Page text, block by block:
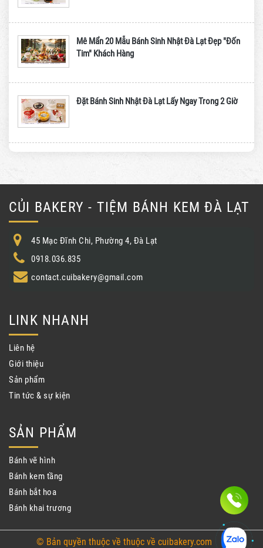
Mê Mẩn 20 Mẫu Bánh Sinh Nhật Đà Lạt Đẹp "Đốn
Tim" Khách Hàng
Đặt Bánh Sinh Nhật Đà Lạt Lấy Ngay Trong 2 Giờ
CỦI BAKERY - TIỆM BÁNH KEM ĐÀ LẠT
45 Mạc Đĩnh Chi, Phường 4, Đà Lạt
0918.036.835
contact.cuibakery@gmail.com
LINK NHANH
Liên hệ
Giới thiệu
Sản phẩm
Tin tức & sự kiện
SẢN PHẨM
Bánh vẽ hình
Bánh kem tầng
Bánh bắt hoa
Bánh khai trương
© Bản quyền thuộc về thuộc về cuibakery.com